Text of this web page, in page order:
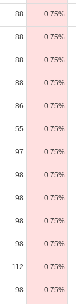
88 0.75%
88 0.75%
88 0.75%
88 0.75%
86 0.75%
55 0.75%
97 0.75%
98 0.75%
98 0.75%
98 0.75%
98 0.75%
112 0.75%
98 0.75%